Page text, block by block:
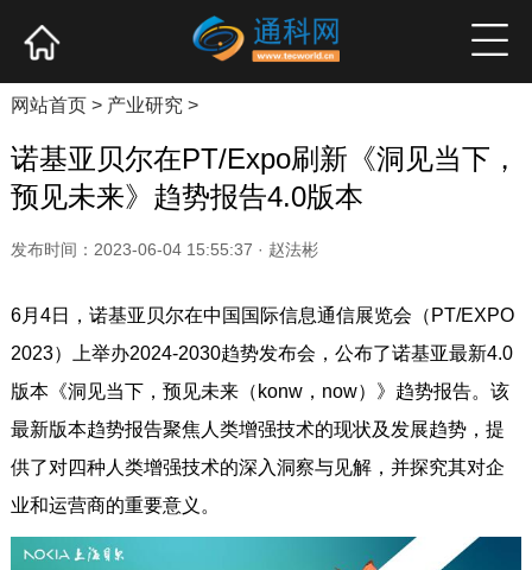
产业资讯 企业新品 高端访谈
网站首页> 产业研究 >
诺基亚贝尔在PT/Expo刷新《洞见当下，
预见未来》趋势报告4.0版本
发布时间：2023-06-04 15:55:37 · 赵法彬
6月4日，诺基亚贝尔在中国国际信息通信展览会（PT/EXPO
2023）上举办2024-2030趋势发布会，公布了诺基亚最新4.0
版本《洞见当下，预见未来（konw，now）》趋势报告。该
最新版本趋势报告聚焦人类增强技术的现状及发展趋势，提
供了对四种人类增强技术的深入洞察与见解，并探究其对企
业和运营商的重要意义。